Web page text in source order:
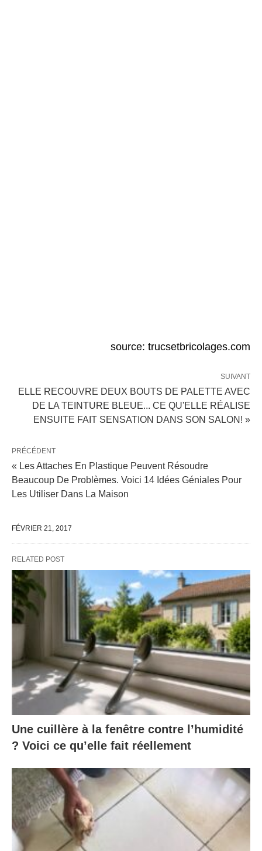
source: trucsetbricolages.com
SUIVANT
ELLE RECOUVRE DEUX BOUTS DE PALETTE AVEC
DE LA TEINTURE BLEUE... CE QU'ELLE RÉALISE
ENSUITE FAIT SENSATION DANS SON SALON! »
PRÉCÉDENT
« Les Attaches En Plastique Peuvent Résoudre
Beaucoup De Problèmes. Voici 14 Idées Géniales Pour
Les Utiliser Dans La Maison
FÉVRIER 21, 2017
RELATED POST
Une cuillère à la fenêtre contre l’humidité
? Voici ce qu’elle fait réellement